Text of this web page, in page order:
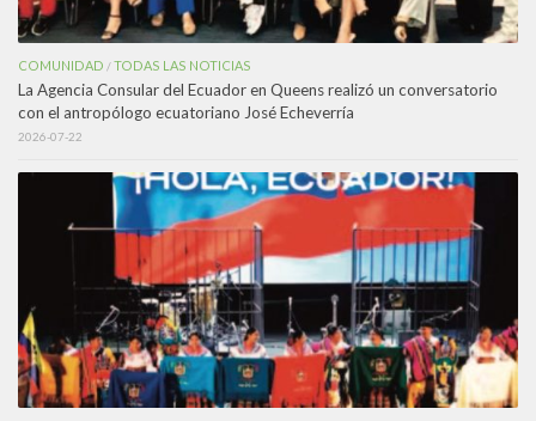
COMUNIDAD /TODAS LAS NOTICIAS
La Agencia Consular del Ecuador en Queens realizó un conversatorio
con el antropólogo ecuatoriano José Echeverría
2026-07-22